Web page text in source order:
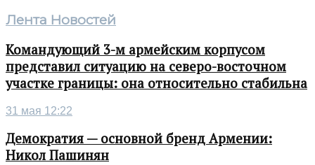
Лента Новостей
Командующий 3-м армейским корпусом
представил ситуацию на северо-восточном
участке границы: она относительно стабильна
31 мая 12:22
Демократия — основной бренд Армении:
Никол Пашинян